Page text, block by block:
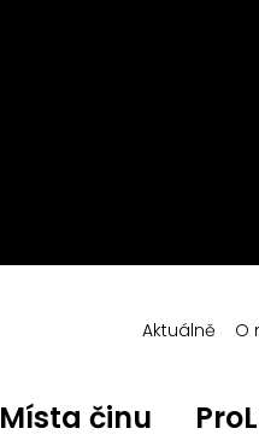
Místa činu
Aktuálně O